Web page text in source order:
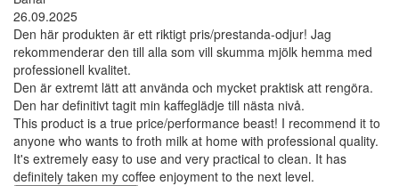
26.09.2025
Den här produkten är ett riktigt pris/prestanda-odjur! Jag
rekommenderar den till alla som vill skumma mjölk hemma med
professionell kvalitet.
Den är extremt lätt att använda och mycket praktisk att rengöra.
Den har definitivt tagit min kaffeglädje till nästa nivå.
This product is a true price/performance beast! I recommend it to
anyone who wants to froth milk at home with professional quality.
It's extremely easy to use and very practical to clean. It has
definitely taken my coffee enjoyment to the next level.